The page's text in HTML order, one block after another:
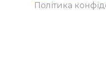
Політика